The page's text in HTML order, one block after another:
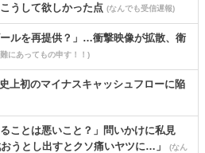
うして欲しかった点 (なんでも受信遅報)
ルを再提供？」…衝撃映像が拡散、衛
にあってもの申す！！)
上初のマイナスキャッシュフローに陥
ことは悪いこと？」問いかけに私見
うとし出すとクソ痛いヤツに…」
(なん